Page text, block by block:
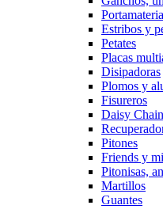
Estribos y
Petates
Placas
Disipadoras
Plomos y
Fisureros
Daisy
Pitones
Friends y
Pitonisas,
Martillos
Guantes